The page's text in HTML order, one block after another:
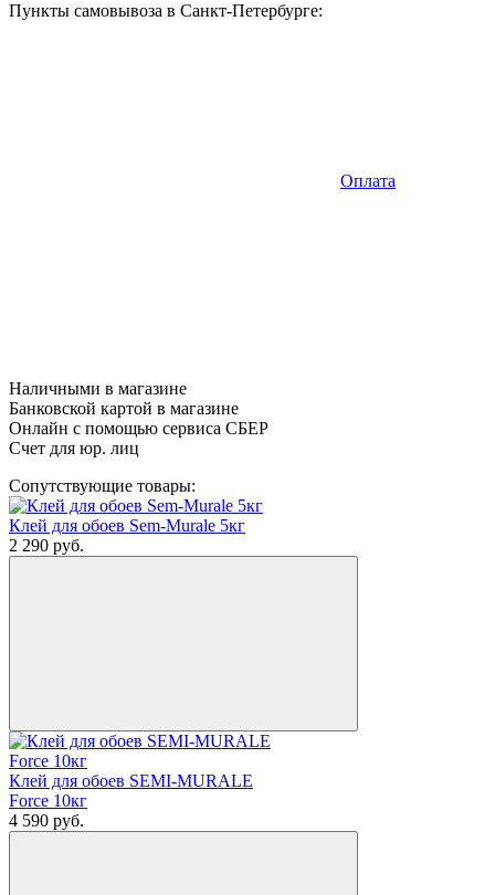
Пункты самовывоза в Санкт-Петербурге:
Оплата
Наличными в магазине
Банковской картой в магазине
Онлайн с помощью сервиса СБЕР
Счет для юр. лиц
Сопутствующие товары:
Клей для обоев Sem-Murale 5кг
2 290 руб.
Клей для обоев SEMI-MURALE
Force 10кг
4 590 руб.